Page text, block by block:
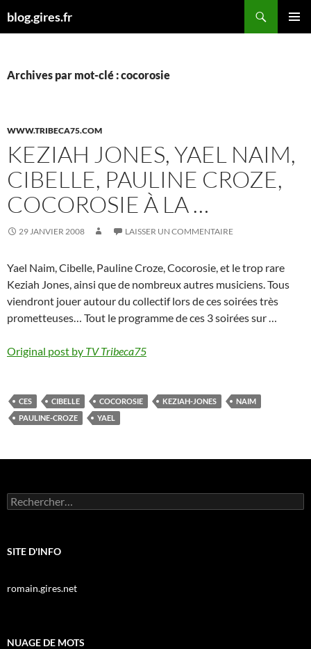
aublog.gires.fr
Archives par mot-clé : cocorosie
WWW.TRIBECA75.COM
KEZIAH JONES, YAEL NAIM,
CIBELLE, PAULINE CROZE,
COCOROSIE À LA …
29 JANVIER 2008 LAISSER UN COMMENTAIRE
Yael Naim, Cibelle, Pauline Croze, Cocorosie, et le trop rare
Keziah Jones, ainsi que de nombreux autres musiciens. Tous
viendront jouer autour du collectif lors de ces soirées très
prometteuses… Tout le programme de ces 3 soirées sur …
Original post by TV Tribeca75
CES CIBELLE COCOROSIE KEZIAH-JONES
NAIM
PAULINE-CROZE
YAEL
Rechercher :
SITE D'INFO
romain.gires.net
NUAGE DE MOTS